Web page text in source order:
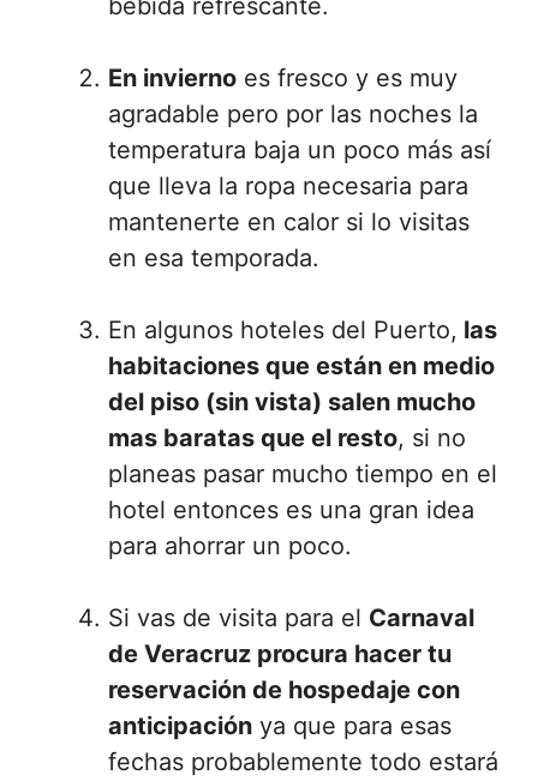
En invierno es fresco y es muy
agradable pero por las noches la
temperatura baja un poco más así
que lleva la ropa necesaria para
mantenerte en calor si lo visitas
en esa temporada.
En algunos hoteles del Puerto, las
habitaciones que están en medio
del piso (sin vista) salen mucho
mas baratas que el resto, si no
planeas pasar mucho tiempo en el
hotel entonces es una gran idea
para ahorrar un poco.
Si vas de visita para el Carnaval
de Veracruz procura hacer tu
reservación de hospedaje con
anticipación ya que para esas
fechas probablemente todo estará